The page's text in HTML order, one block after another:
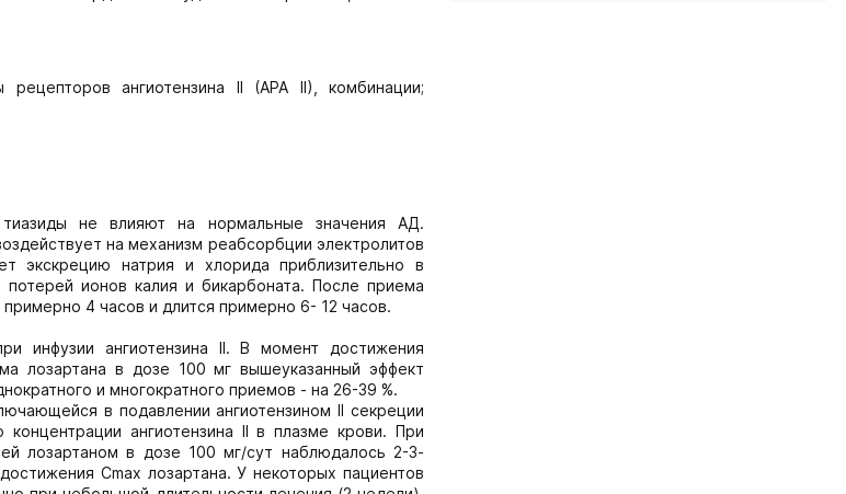
рецепторов ангиотензина II (АРА II), комбинации;
тиазиды не влияют на нормальные значения АД.
на механизм реабсорбции электролитов
экскрецию натрия и хлорида приблизительно в
ионов калия и бикарбоната. После приема
4 часов и длится примерно 6- 12 часов.
инфузии ангиотензина II. В момент достижения
лозартана в дозе 100 мг вышеуказанный эффект
и многократного приемов - на 26-39 %.
в подавлении ангиотензином II секреции
ангиотензина II в плазме крови. При
лозартаном в дозе 100 мг/сут наблюдалось 2-3-
Сmах лозартана. У некоторых пациентов